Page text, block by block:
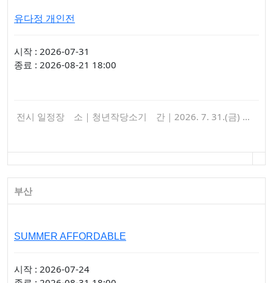
유다정 개인전
시작 : 2026-07-31
종료 : 2026-08-21 18:00
전시 일정장 소｜청년작당소기 간｜2026. 7. 31.(금) …
부산
SUMMER AFFORDABLE
시작 : 2026-07-24